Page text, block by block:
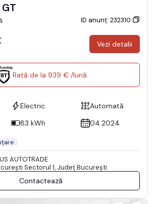
ID anunț: 232310
Vezi detalii
Rată de la 939 € /lună
Electric
Automată
83 kWh 04.2024
AUTOTRADE
Sectorul 1, Județ București
Contactează